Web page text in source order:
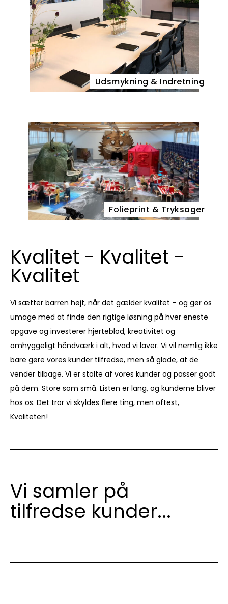
Udsmykning & Indretning
Folieprint & Tryksager
Kvalitet - Kvalitet -
Kvalitet
Vi sætter barren højt, når det gælder kvalitet – og gør os
umage med at finde den rigtige løsning på hver eneste
opgave og investerer hjerteblod, kreativitet og
omhyggeligt håndværk i alt, hvad vi laver. Vi vil nemlig ikke
bare gøre vores kunder tilfredse, men så glade, at de
vender tilbage. Vi er stolte af vores kunder og passer godt
på dem. Store som små. Listen er lang, og kunderne bliver
hos os. Det tror vi skyldes flere ting, men oftest,
Kvaliteten!
Vi samler på
tilfredse kunder...